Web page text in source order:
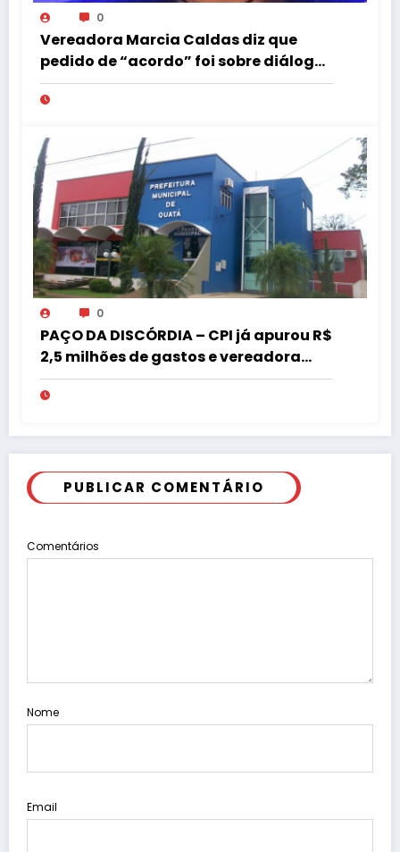
0
Vereadora Marcia Caldas diz que
pedido de “acordo” foi sobre diálogo
institucional
0
PAÇO DA DISCÓRDIA – CPI já apurou R$
2,5 milhões de gastos e vereadora
pede “acordo” para aprovar R$ 9,5
milhões
PUBLICAR COMENTÁRIO
Comentários
Nome
Email